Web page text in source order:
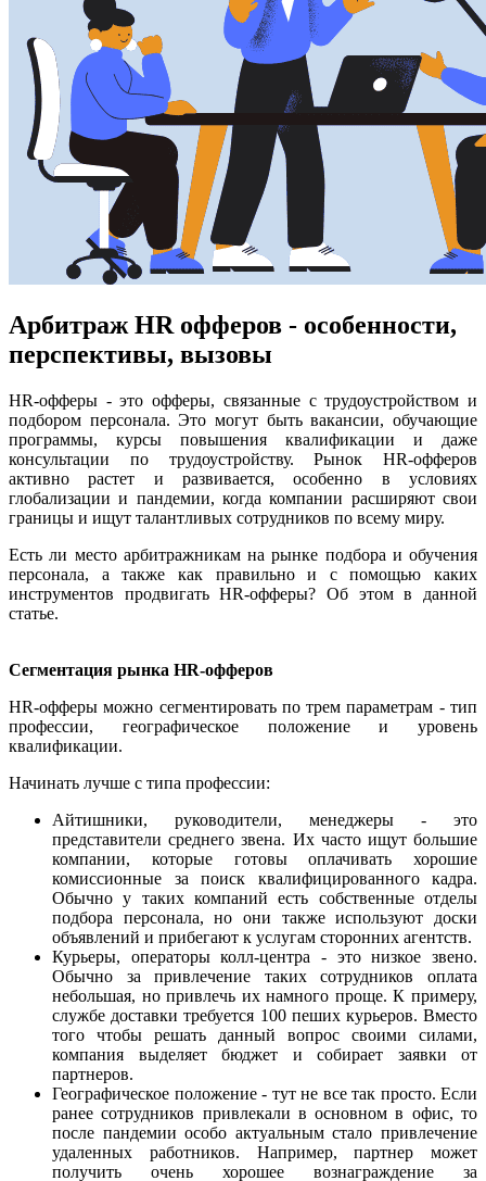
Арбитраж HR офферов - особенности,
перспективы, вызовы
HR-офферы - это офферы, связанные с трудоустройством и
подбором персонала. Это могут быть вакансии, обучающие
программы, курсы повышения квалификации и даже
консультации по трудоустройству. Рынок HR-офферов
активно растет и развивается, особенно в условиях
глобализации и пандемии, когда компании расширяют свои
границы и ищут талантливых сотрудников по всему миру.
Есть ли место арбитражникам на рынке подбора и обучения
персонала, а также как правильно и с помощью каких
инструментов продвигать HR-офферы? Об этом в данной
статье.
Сегментация рынка HR-офферов
HR-офферы можно сегментировать по трем параметрам - тип
профессии, географическое положение и уровень
квалификации.
Начинать лучше с типа профессии:
Айтишники, руководители, менеджеры - это
представители среднего звена. Их часто ищут большие
компании, которые готовы оплачивать хорошие
комиссионные за поиск квалифицированного кадра.
Обычно у таких компаний есть собственные отделы
подбора персонала, но они также используют доски
объявлений и прибегают к услугам сторонних агентств.
Курьеры, операторы колл-центра - это низкое звено.
Обычно за привлечение таких сотрудников оплата
небольшая, но привлечь их намного проще. К примеру,
службе доставки требуется 100 пеших курьеров. Вместо
того чтобы решать данный вопрос своими силами,
компания выделяет бюджет и собирает заявки от
партнеров.
Географическое положение - тут не все так просто. Если
ранее сотрудников привлекали в основном в офис, то
после пандемии особо актуальным стало привлечение
удаленных работников. Например, партнер может
получить очень хорошее вознаграждение за